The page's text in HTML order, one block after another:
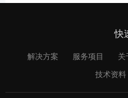
快
解决方案 服务项目 关
技术资料